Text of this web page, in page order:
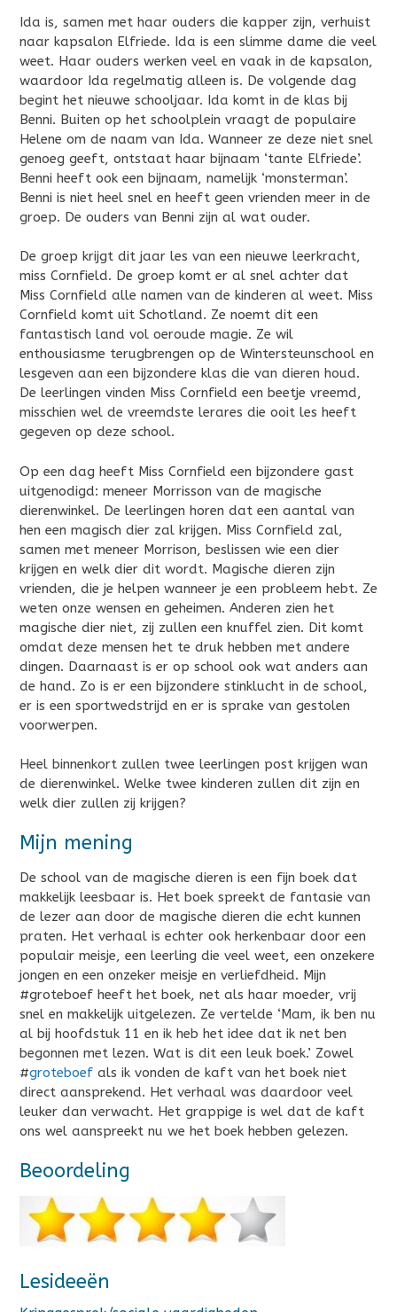
Ida is, samen met haar ouders die kapper zijn, verhuist
naar kapsalon Elfriede. Ida is een slimme dame die veel
weet. Haar ouders werken veel en vaak in de kapsalon,
waardoor Ida regelmatig alleen is. De volgende dag
begint het nieuwe schooljaar. Ida komt in de klas bij
Benni. Buiten op het schoolplein vraagt de populaire
Helene om de naam van Ida. Wanneer ze deze niet snel
genoeg geeft, ontstaat haar bijnaam ‘tante Elfriede’.
Benni heeft ook een bijnaam, namelijk ‘monsterman’.
Benni is niet heel snel en heeft geen vrienden meer in de
groep. De ouders van Benni zijn al wat ouder.
De groep krijgt dit jaar les van een nieuwe leerkracht,
miss Cornfield. De groep komt er al snel achter dat
Miss Cornfield alle namen van de kinderen al weet. Miss
Cornfield komt uit Schotland. Ze noemt dit een
fantastisch land vol oeroude magie. Ze wil
enthousiasme terugbrengen op de Wintersteunschool en
lesgeven aan een bijzondere klas die van dieren houd.
De leerlingen vinden Miss Cornfield een beetje vreemd,
misschien wel de vreemdste lerares die ooit les heeft
gegeven op deze school.
Op een dag heeft Miss Cornfield een bijzondere gast
uitgenodigd: meneer Morrisson van de magische
dierenwinkel. De leerlingen horen dat een aantal van
hen een magisch dier zal krijgen. Miss Cornfield zal,
samen met meneer Morrison, beslissen wie een dier
krijgen en welk dier dit wordt. Magische dieren zijn
vrienden, die je helpen wanneer je een probleem hebt. Ze
weten onze wensen en geheimen. Anderen zien het
magische dier niet, zij zullen een knuffel zien. Dit komt
omdat deze mensen het te druk hebben met andere
dingen. Daarnaast is er op school ook wat anders aan
de hand. Zo is er een bijzondere stinklucht in de school,
er is een sportwedstrijd en er is sprake van gestolen
voorwerpen.
Heel binnenkort zullen twee leerlingen post krijgen wan
de dierenwinkel. Welke twee kinderen zullen dit zijn en
welk dier zullen zij krijgen?
Mijn mening
De school van de magische dieren is een fijn boek dat
makkelijk leesbaar is. Het boek spreekt de fantasie van
de lezer aan door de magische dieren die echt kunnen
praten. Het verhaal is echter ook herkenbaar door een
populair meisje, een leerling die veel weet, een onzekere
jongen en een onzeker meisje en verliefdheid. Mijn
#groteboef heeft het boek, net als haar moeder, vrij
snel en makkelijk uitgelezen. Ze vertelde ‘Mam, ik ben nu
al bij hoofdstuk 11 en ik heb het idee dat ik net ben
begonnen met lezen. Wat is dit een leuk boek.’ Zowel
#groteboef als ik vonden de kaft van het boek niet
direct aansprekend. Het verhaal was daardoor veel
leuker dan verwacht. Het grappige is wel dat de kaft
ons wel aanspreekt nu we het boek hebben gelezen.
Beoordeling
Lesideeën